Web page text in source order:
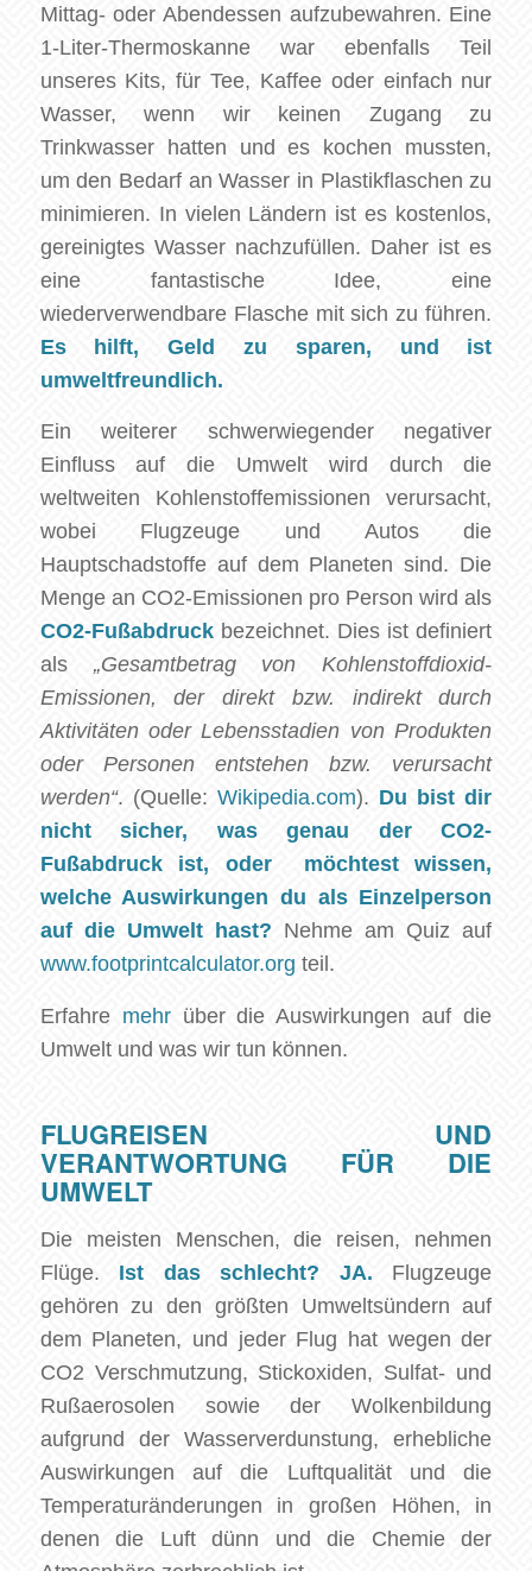
Mittag- oder Abendessen aufzubewahren. Eine
1-Liter-Thermoskanne war ebenfalls Teil
unseres Kits, für Tee, Kaffee oder einfach nur
Wasser, wenn wir keinen Zugang zu
Trinkwasser hatten und es kochen mussten,
um den Bedarf an Wasser in Plastikflaschen zu
minimieren. In vielen Ländern ist es kostenlos,
gereinigtes Wasser nachzufüllen. Daher ist es
eine fantastische Idee, eine
wiederverwendbare Flasche mit sich zu führen.
Es hilft, Geld zu sparen, und ist
umweltfreundlich.
Ein weiterer schwerwiegender negativer
Einfluss auf die Umwelt wird durch die
weltweiten Kohlenstoffemissionen verursacht,
wobei Flugzeuge und Autos die
Hauptschadstoffe auf dem Planeten sind. Die
Menge an CO2-Emissionen pro Person wird als
CO2-Fußabdruckbezeichnet. Dies ist definiert
als „Gesamtbetrag von Kohlenstoffdioxid-
Emissionen, der direkt bzw. indirekt durch
Aktivitäten oder Lebensstadien von Produkten
oder Personen entstehen bzw. verursacht
werden“. (Quelle: Wikipedia.com). Du bist dir
nicht sicher, was genau der CO2-
Fußabdruck ist, oder möchtest wissen,
welche Auswirkungen du als Einzelperson
auf die Umwelt hast? Nehme am Quiz auf
www.footprintcalculator.org teil.
Erfahre mehrüber die Auswirkungen auf die
Umwelt und was wir tun können.
FLUGREISEN UND
VERANTWORTUNG FÜR DIE
UMWELT
Die meisten Menschen, die reisen, nehmen
Flüge. Ist das schlecht? JA. Flugzeuge
gehören zu den größten Umweltsündern auf
dem Planeten, und jeder Flug hat wegen der
CO2 Verschmutzung, Stickoxiden, Sulfat- und
Rußaerosolen sowie der Wolkenbildung
aufgrund der Wasserverdunstung, erhebliche
Auswirkungen auf die Luftqualität und die
Temperaturänderungen in großen Höhen, in
denen die Luft dünn und die Chemie der